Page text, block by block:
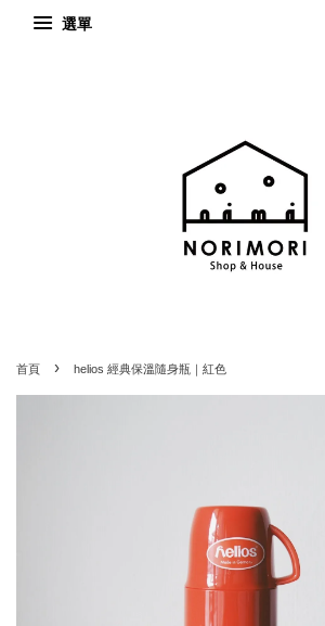
選單
首頁 › helios 經典保溫隨身瓶｜紅色